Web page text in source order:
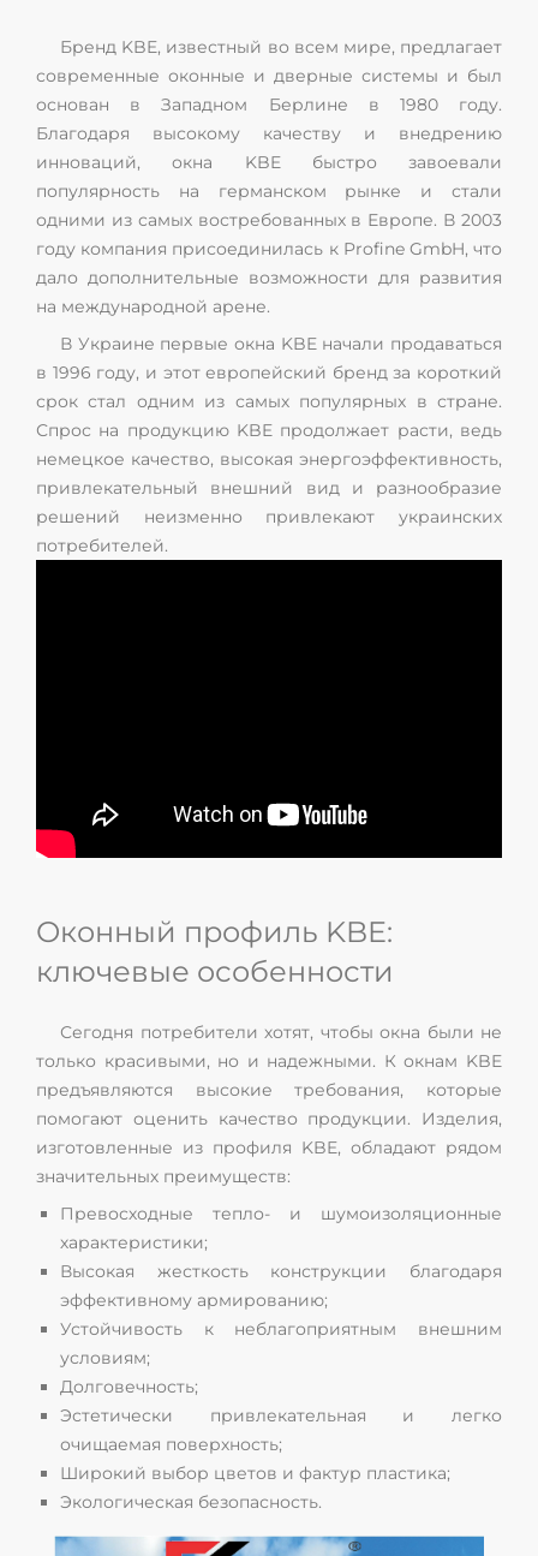
Бренд KBE, известный во всем мире, предлагает
современные оконные и дверные системы и был
основан в Западном Берлине в 1980 году.
Благодаря высокому качеству и внедрению
инноваций, окна KBE быстро завоевали
популярность на германском рынке и стали
одними из самых востребованных в Европе. В 2003
году компания присоединилась к Profine GmbH, что
дало дополнительные возможности для развития
на международной арене.
В Украине первые окна KBE начали продаваться
в 1996 году, и этот европейский бренд за короткий
срок стал одним из самых популярных в стране.
Спрос на продукцию KBE продолжает расти, ведь
немецкое качество, высокая энергоэффективность,
привлекательный внешний вид и разнообразие
решений неизменно привлекают украинских
потребителей.
Оконный профиль KBE:
ключевые особенности
Сегодня потребители хотят, чтобы окна были не
только красивыми, но и надежными. К окнам KBE
предъявляются высокие требования, которые
помогают оценить качество продукции. Изделия,
изготовленные из профиля KBE, обладают рядом
значительных преимуществ:
Превосходные тепло- и шумоизоляционные
характеристики;
Высокая жесткость конструкции благодаря
эффективному армированию;
Устойчивость к неблагоприятным внешним
условиям;
Долговечность;
Эстетически привлекательная и легко
очищаемая поверхность;
Широкий выбор цветов и фактур пластика;
Экологическая безопасность.